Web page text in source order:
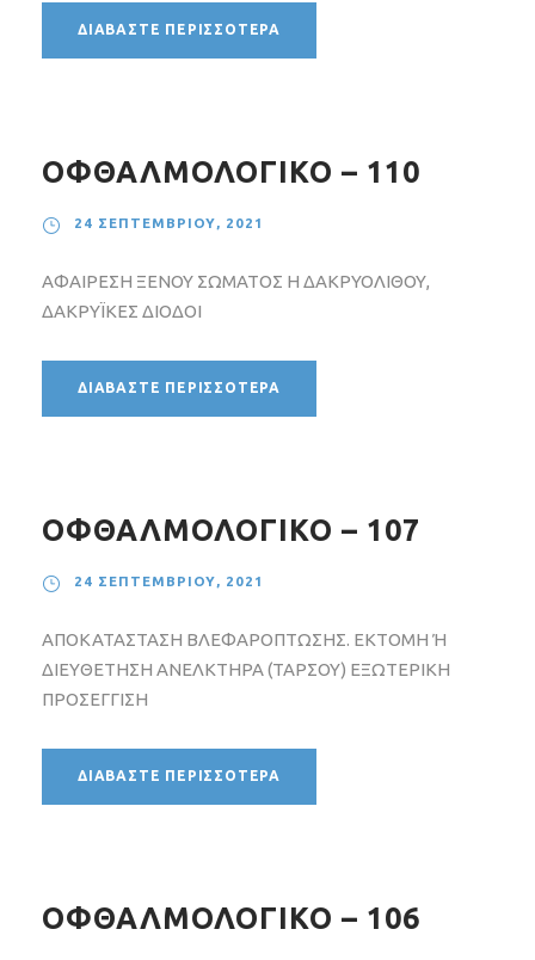
ΔΙΑΒΆΣΤΕ ΠΕΡΙΣΣΌΤΕΡΑ
ΟΦΘΑΛΜΟΛΟΓΙΚΟ – 110
24 ΣΕΠΤΕΜΒΡΊΟΥ, 2021
ΑΦΑΙΡΕΣΗ ΞΕΝΟΥ ΣΩΜΑΤΟΣ Η ΔΑΚΡΥΟΛΙΘΟΥ,
ΔΑΚΡΥΪΚΕΣ ΔΙΟΔΟΙ
ΔΙΑΒΆΣΤΕ ΠΕΡΙΣΣΌΤΕΡΑ
ΟΦΘΑΛΜΟΛΟΓΙΚΟ – 107
24 ΣΕΠΤΕΜΒΡΊΟΥ, 2021
ΑΠΟΚΑΤΑΣΤΑΣΗ ΒΛΕΦΑΡΟΠΤΩΣΗΣ. ΕΚΤΟΜΗ Ή
ΔΙΕΥΘΕΤΗΣΗ ΑΝΕΛΚΤΗΡΑ (ΤΑΡΣΟΥ) ΕΞΩΤΕΡΙΚΗ
ΠΡΟΣΕΓΓΙΣΗ
ΔΙΑΒΆΣΤΕ ΠΕΡΙΣΣΌΤΕΡΑ
ΟΦΘΑΛΜΟΛΟΓΙΚΟ – 106